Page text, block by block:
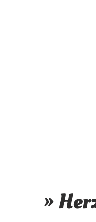
»